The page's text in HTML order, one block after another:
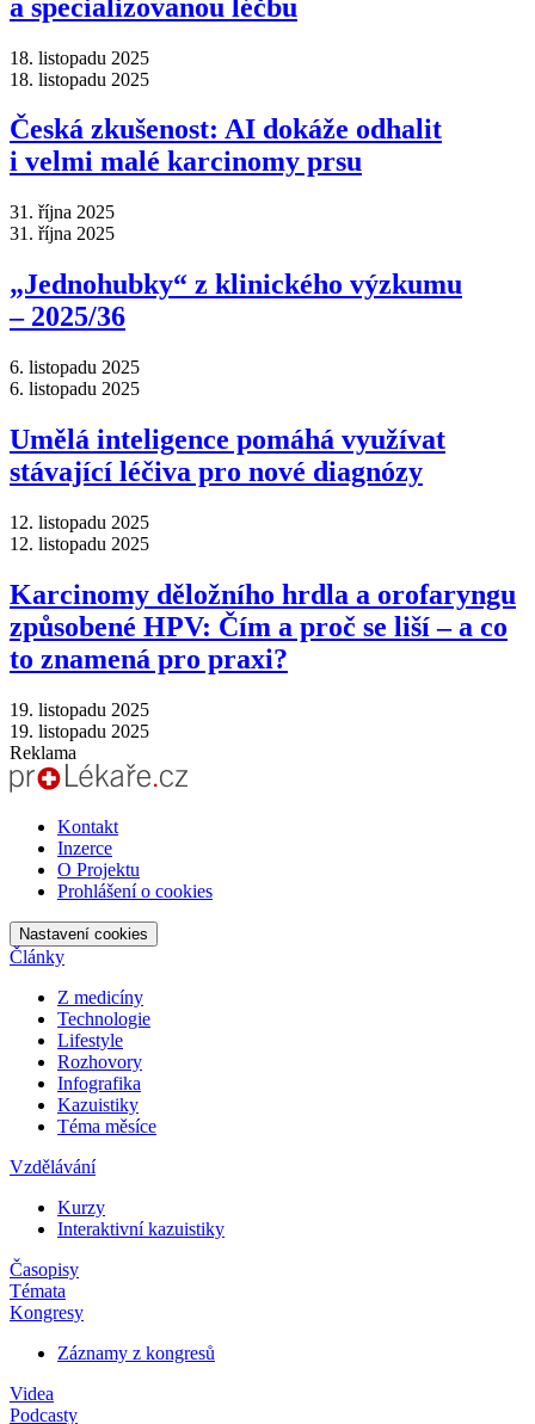
a specializovanou léčbu
18. listopadu 2025
18. listopadu 2025
Česká zkušenost: AI dokáže odhalit
i velmi malé karcinomy prsu
31. října 2025
31. října 2025
„Jednohubky“ z klinického výzkumu
–⁠ 2025/36
6. listopadu 2025
6. listopadu 2025
Umělá inteligence pomáhá využívat
stávající léčiva pro nové diagnózy
12. listopadu 2025
12. listopadu 2025
Karcinomy děložního hrdla a orofaryngu
způsobené HPV: Čím a proč se liší –⁠ a co
to znamená pro praxi?
19. listopadu 2025
19. listopadu 2025
Reklama
Kontakt
Inzerce
O Projektu
Prohlášení o cookies
Nastavení cookies
Články
Z medicíny
Technologie
Lifestyle
Rozhovory
Infografika
Kazuistiky
Téma měsíce
Vzdělávání
Kurzy
Interaktivní kazuistiky
Časopisy
Témata
Kongresy
Záznamy z kongresů
Videa
Podcasty